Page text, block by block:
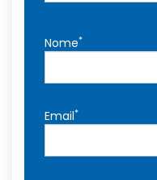
Nome*
Email*